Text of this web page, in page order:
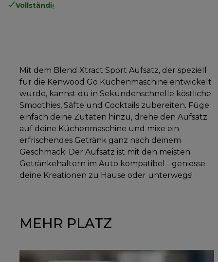
Vollständige Herstellergarantie
Mit dem Blend Xtract Sport Aufsatz, der speziell
für die Kenwood Go Küchenmaschine entwickelt
wurde, kannst du in Sekundenschnelle köstliche
Smoothies, Säfte und Cocktails zubereiten. Füge
einfach deine Zutaten hinzu, drehe den Aufsatz
auf deine Küchenmaschine und mixe ein
erfrischendes Getränk ganz nach deinem
Geschmack. Der Aufsatz ist mit den meisten
Getränkehaltern im Auto kompatibel - geniesse
deine Kreationen zu Hause oder unterwegs!
MEHR PLATZ